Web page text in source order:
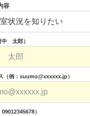
容
中 太郎）
（例：suumo@xxxxxx.jp）
09012345678）